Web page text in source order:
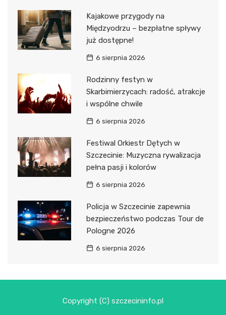
Kajakowe przygody na
Międzyodrzu – bezpłatne spływy
już dostępne!
6 sierpnia 2026
Rodzinny festyn w
Skarbimierzycach: radość, atrakcje
i wspólne chwile
6 sierpnia 2026
Festiwal Orkiestr Dętych w
Szczecinie: Muzyczna rywalizacja
pełna pasji i kolorów
6 sierpnia 2026
Policja w Szczecinie zapewnia
bezpieczeństwo podczas Tour de
Pologne 2026
6 sierpnia 2026
Copyright (C) szczecininfo.pl